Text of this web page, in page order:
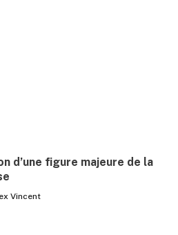
d’une figure majeure de la
Vincent